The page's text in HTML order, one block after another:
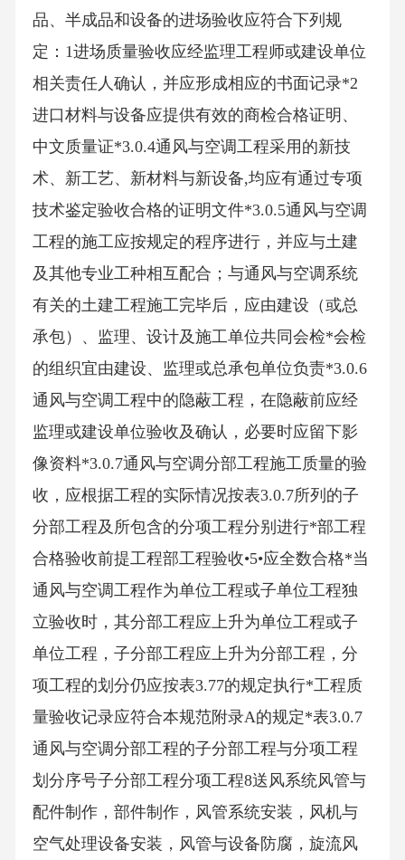
品、半成品和设备的进场验收应符合下列规
定：1进场质量验收应经监理工程师或建设单位
相关责任人确认，并应形成相应的书面记录*2
进口材料与设备应提供有效的商检合格证明、
中文质量证*3.0.4通风与空调工程采用的新技
术、新工艺、新材料与新设备,均应有通过专项
技术鉴定验收合格的证明文件*3.0.5通风与空调
工程的施工应按规定的程序进行，并应与土建
及其他专业工种相互配合；与通风与空调系统
有关的土建工程施工完毕后，应由建设（或总
承包）、监理、设计及施工单位共同会检*会检
的组织宜由建设、监理或总承包单位负责*3.0.6
通风与空调工程中的隐蔽工程，在隐蔽前应经
监理或建设单位验收及确认，必要时应留下影
像资料*3.0.7通风与空调分部工程施工质量的验
收，应根据工程的实际情况按表3.0.7所列的子
分部工程及所包含的分项工程分别进行*部工程
合格验收前提工程部工程验收•5•应全数合格*当
通风与空调工程作为单位工程或子单位工程独
立验收时，其分部工程应上升为单位工程或子
单位工程，子分部工程应上升为分部工程，分
项工程的划分仍应按表3.77的规定执行*工程质
量验收记录应符合本规范附录A的规定*表3.0.7
通风与空调分部工程的子分部工程与分项工程
划分序号子分部工程分项工程8送风系统风管与
配件制作，部件制作，风管系统安装，风机与
空气处理设备安装，风管与设备防腐，旋流风